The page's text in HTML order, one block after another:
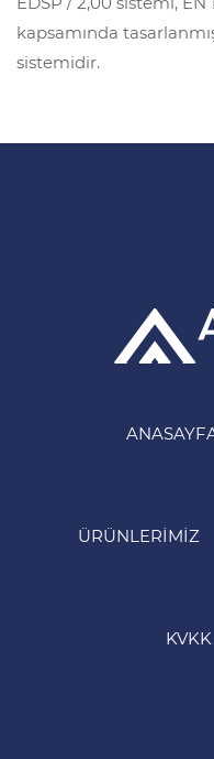
kapsamında
sistemidir.
ÜRÜNLERIMIZ
KVKK